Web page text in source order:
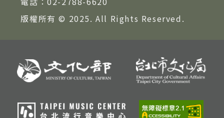
版權所有 © 2025. All Rights Reserved.